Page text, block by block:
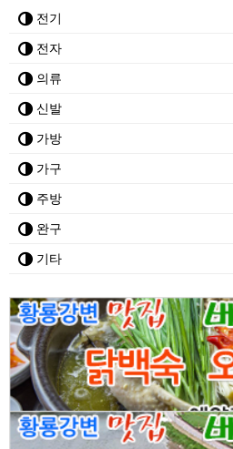
전기
전자
의류
신발
가방
가구
주방
완구
기타